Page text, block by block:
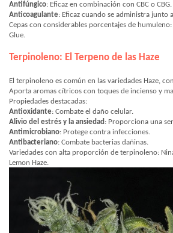
Antifúngico: Eficaz en combinación con CBC o CBG.
Anticoagulante: Eficaz cuando se administra junto
Cepas con considerables porcentajes de
Glue.
Terpinoleno: El Terpeno de las Haze
El terpinoleno es común en las variedades Haze,
Aporta aromas cítricos con toques de incienso y
Propiedades destacadas:
Antioxidante: Combate el daño celular.
Alivio del estrés y la ansiedad : Proporciona una
Antimicrobiano: Protege contra infecciones.
Antibacteriano: Combate bacterias dañinas.
Variedades con alta proporción de terpinoleno:
Lemon Haze.